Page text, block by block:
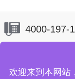
4000-197-
欢迎来到本网站